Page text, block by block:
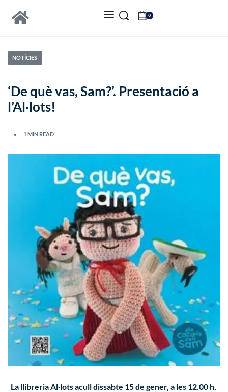
0
NOTÍCIES
‘De què vas, Sam?’. Presentació a
l’Al·lots!
1 MIN READ
La llibreria Al·lotsacull dissabte 15 de gener, a les 12.00 h,